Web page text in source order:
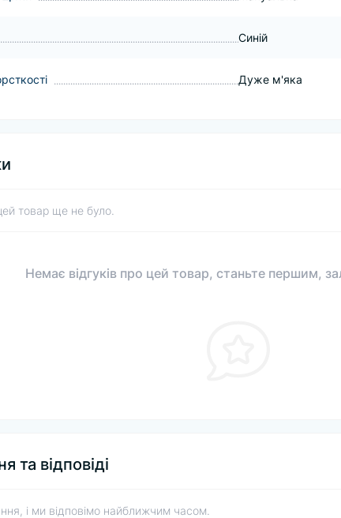
Синій
Дуже м'яка
товар ще не було.
Немає відгуків про цей товар, станьте першим,
та відповіді
і ми відповімо найближчим часом.